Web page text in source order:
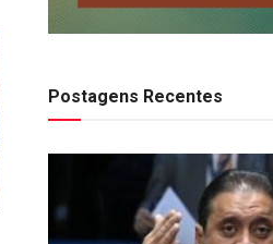
Postagens Recentes